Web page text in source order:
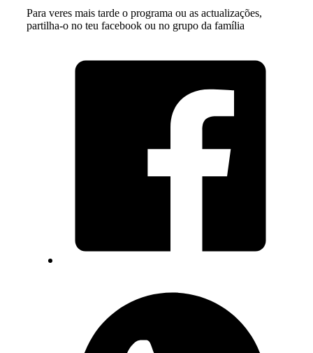
Para veres mais tarde o programa ou as actualizações,
partilha-o no teu facebook ou no grupo da família